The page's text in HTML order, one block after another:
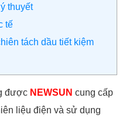
thuyết
tế
tách dầu tiết kiệm
được NEWSUN cung cấp
liệu điện và sử dụng